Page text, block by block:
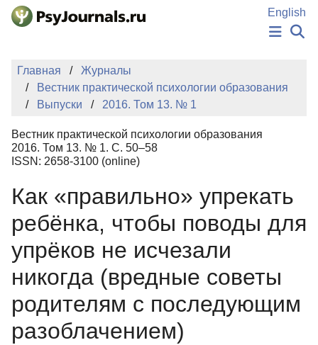
Перейти к основному содержанию
English
НОВОСТИ
ИЗДАНИЯ
АВТОРЫ
БАЗА ЗНАНИЙ
КЛЮЧЕВЫЕ СЛОВА
Регистрация
Главная
Журналы
Вестник практической психологии образования
Выпуски
2016. Том 13. № 1
Вестник практической психологии образования
2016. Том 13. № 1. С. 50–58
ISSN: 2658-3100 (online)
Как «правильно» упрекать
ребёнка, чтобы поводы для
упрёков не исчезали
никогда (вредные советы
родителям с последующим
разоблачением)